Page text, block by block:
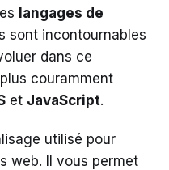
langages de
sont incontournables
dans ce
couramment
et JavaScript.
utilisé pour
web. Il vous permet